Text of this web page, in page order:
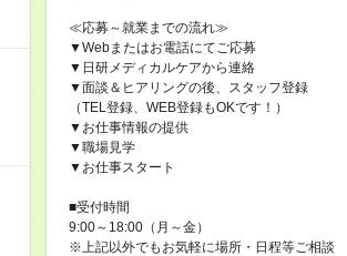
≪応募～就業までの流れ≫
▼Webまたはお電話にてご応募
▼日研メディカルケアから連絡
▼面談＆ヒアリングの後、スタッフ登録
（TEL登録、WEB登録もOKです！）
▼お仕事情報の提供
▼職場見学
▼お仕事スタート
■受付時間
9:00～18:00（月～金）
※上記以外でもお気軽に場所・日程等ご相談